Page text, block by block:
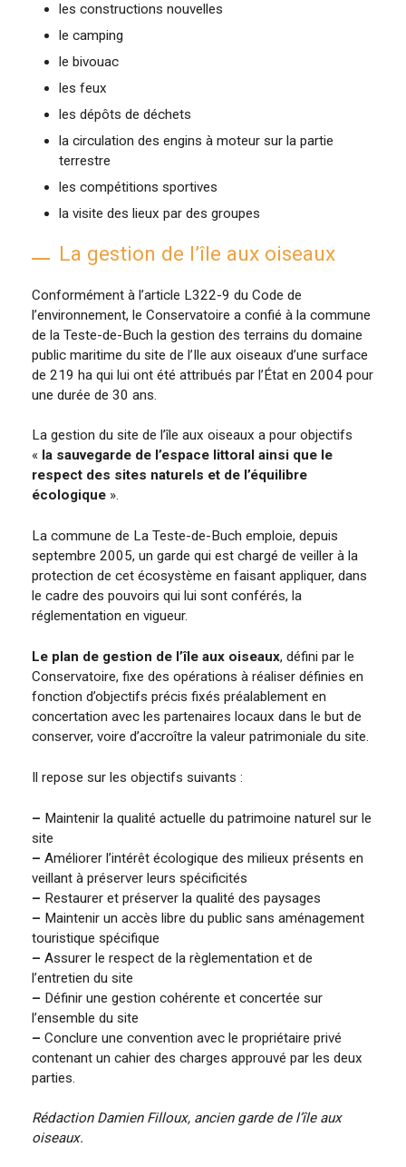
les constructions nouvelles
le camping
le bivouac
les feux
les dépôts de déchets
la circulation des engins à moteur sur la partie
terrestre
les compétitions sportives
la visite des lieux par des groupes
La gestion de l’île aux oiseaux
Conformément à l’article L322-9 du Code de
l’environnement, le Conservatoire a confié à la commune
de la Teste-de-Buch la gestion des terrains du domaine
public maritime du site de l’Ile aux oiseaux d’une surface
de 219 ha qui lui ont été attribués par l’État en 2004 pour
une durée de 30 ans.
La gestion du site de l’île aux oiseaux a pour objectifs
« la sauvegarde de l’espace littoral ainsi que le
respect des sites naturels et de l’équilibre
écologique ».
La commune de La Teste-de-Buch emploie, depuis
septembre 2005, un garde qui est chargé de veiller à la
protection de cet écosystème en faisant appliquer, dans
le cadre des pouvoirs qui lui sont conférés, la
réglementation en vigueur.
Le plan de gestion de l’île aux oiseaux, défini par le
Conservatoire, fixe des opérations à réaliser définies en
fonction d’objectifs précis fixés préalablement en
concertation avec les partenaires locaux dans le but de
conserver, voire d’accroître la valeur patrimoniale du site.
Il repose sur les objectifs suivants :
– Maintenir la qualité actuelle du patrimoine naturel sur le
site
– Améliorer l’intérêt écologique des milieux présents en
veillant à préserver leurs spécificités
– Restaurer et préserver la qualité des paysages
– Maintenir un accès libre du public sans aménagement
touristique spécifique
– Assurer le respect de la règlementation et de
l’entretien du site
– Définir une gestion cohérente et concertée sur
l’ensemble du site
– Conclure une convention avec le propriétaire privé
contenant un cahier des charges approuvé par les deux
parties.
Rédaction Damien Filloux, ancien garde de l’île aux
oiseaux.